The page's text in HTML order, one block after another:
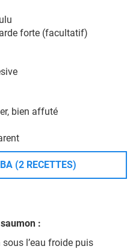
forte (facultatif)
bien affuté
(2 RECETTES)
:
l’eau froide puis